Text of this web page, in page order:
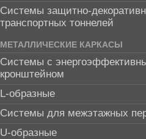
Системы защитно-
транспортных тоннелей
МЕТАЛЛИЧЕСКИЕ КАРКАСЫ
Системы с
кронштейном
L-образные
Системы для межэтажных
U-образные